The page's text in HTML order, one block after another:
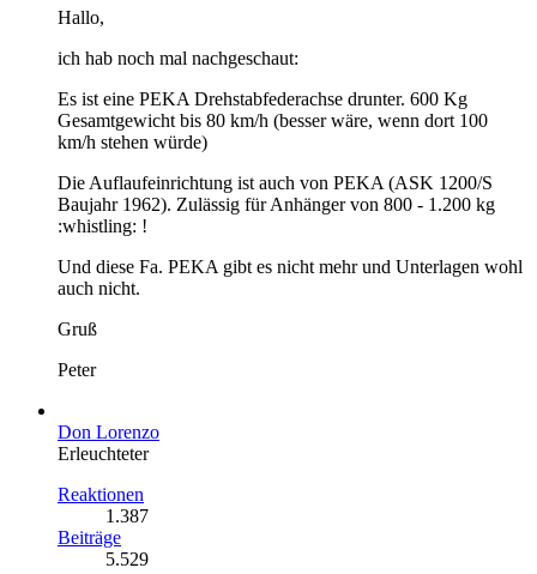
Hallo,
ich hab noch mal nachgeschaut:
Es ist eine PEKA Drehstabfederachse drunter. 600 Kg
Gesamtgewicht bis 80 km/h (besser wäre, wenn dort 100
km/h stehen würde)
Die Auflaufeinrichtung ist auch von PEKA (ASK 1200/S
Baujahr 1962). Zulässig für Anhänger von 800 - 1.200 kg
:whistling: !
Und diese Fa. PEKA gibt es nicht mehr und Unterlagen wohl
auch nicht.
Gruß
Peter
Don Lorenzo
Erleuchteter
Reaktionen
1.387
Beiträge
5.529